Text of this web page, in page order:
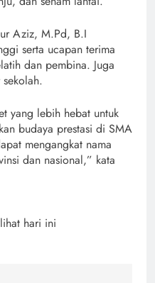
Aziz, M.Pd, B.I
serta ucapan terima
dan pembina. Juga
yang lebih hebat untuk
budaya prestasi di SMA
mengangkat nama
dan nasional,” kata
hari ini